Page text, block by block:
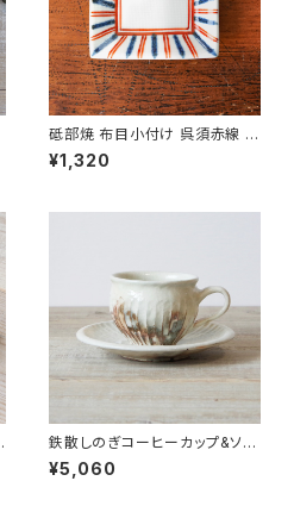
砥部焼 布目小付け 呉須赤線 梅
山窯 愛媛県【しょうゆ皿】【伝統
工芸品】【民藝品】【ギフト プレゼ
¥1,320
鉄散しのぎコーヒーカップ&ソー
サー 古谷製陶所 信楽焼【伝統
工芸品】【民藝品】【ギフト プレゼ
¥5,060